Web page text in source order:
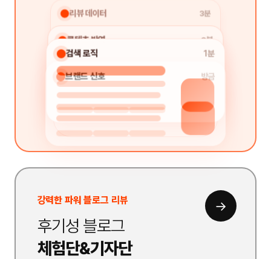
브랜드 신호
콘텐츠 반영 2분
강력한 파워 블로그 리뷰
후기성 블로그
체험단&기자단
→